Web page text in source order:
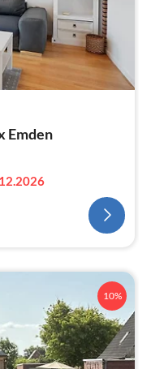
Emden
10%